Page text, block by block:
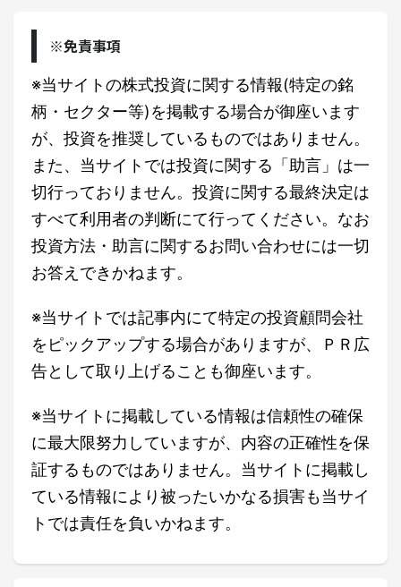
※免責事項
※当サイトの株式投資に関する情報(特定の銘
柄・セクター等)を掲載する場合が御座います
が、投資を推奨しているものではありません。
また、当サイトでは投資に関する「助言」は一
切行っておりません。投資に関する最終決定は
すべて利用者の判断にて行ってください。なお
投資方法・助言に関するお問い合わせには一切
お答えできかねます。
※当サイトでは記事内にて特定の投資顧問会社
をピックアップする場合がありますが、ＰＲ広
告として取り上げることも御座います。
※当サイトに掲載している情報は信頼性の確保
に最大限努力していますが、内容の正確性を保
証するものではありません。当サイトに掲載し
ている情報により被ったいかなる損害も当サイ
トでは責任を負いかねます。